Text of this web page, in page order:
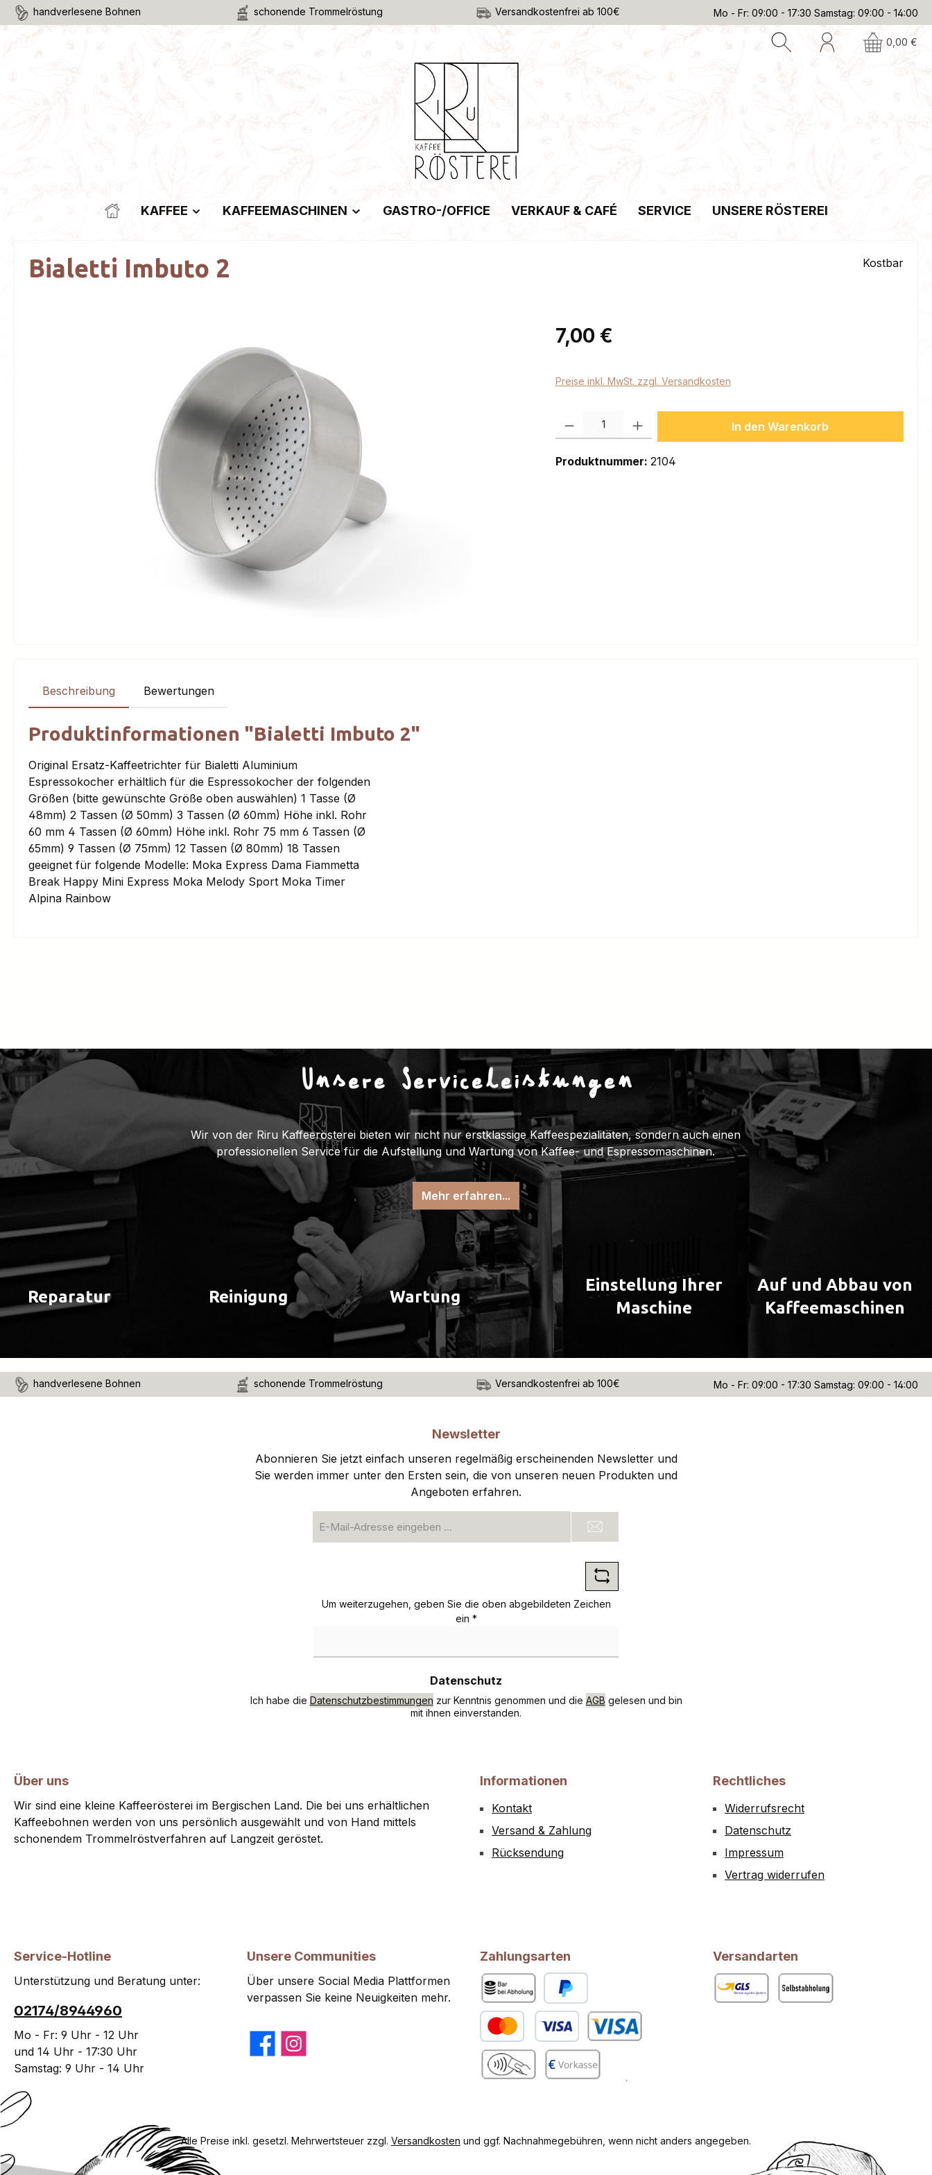
Hauptinhalt springen
Zur Suche springen
Zur Hauptnavigation springen
handverlesene Bohnen schonende Trommelröstung Versandkostenfrei ab 100€ Mo - Fr: 09:00 - 17:30 Samstag: 09:00 - 14:00
0,00 €
KAFFEE KAFFEEMASCHINEN GASTRO-/OFFICE VERKAUF & CAFÉ SERVICE UNSERE RÖSTEREI
Bialetti Imbuto 2 Kostbar
Regulärer Preis:
7,00 €
Preise inkl. MwSt. zzgl. Versandkosten
Produkt Anzahl: Gib den gewünschten Wert ein oder benutze die Schaltflächen
In den Warenkorb
Produktnummer: 2104
Beschreibung Bewertungen
Produktinformationen "Bialetti Imbuto 2"
Original Ersatz-Kaffeetrichter für Bialetti Aluminium
Espressokocher erhältlich für die Espressokocher der folgenden
Größen (bitte gewünschte Größe oben auswählen) 1 Tasse (Ø
48mm) 2 Tassen (Ø 50mm) 3 Tassen (Ø 60mm) Höhe inkl. Rohr
60 mm 4 Tassen (Ø 60mm) Höhe inkl. Rohr 75 mm 6 Tassen (Ø
65mm) 9 Tassen (Ø 75mm) 12 Tassen (Ø 80mm) 18 Tassen
geeignet für folgende Modelle: Moka Express Dama Fiammetta
Break Happy Mini Express Moka Melody Sport Moka Timer
Alpina Rainbow
Unsere Serviceleistungen
Wir von der Riru Kaffeerösterei bieten wir nicht nur erstklassige Kaffeespezialitäten, sondern auch einen
professionellen Service für die Aufstellung und Wartung von Kaffee- und Espressomaschinen.
Mehr erfahren...
Reparatur Reinigung Wartung
Einstellung Ihrer
Maschine
Auf und Abbau von
Kaffeemaschinen
handverlesene Bohnen schonende Trommelröstung Versandkostenfrei ab 100€ Mo - Fr: 09:00 - 17:30 Samstag: 09:00 - 14:00
Newsletter
Abonnieren Sie jetzt einfach unseren regelmäßig erscheinenden Newsletter und
Sie werden immer unter den Ersten sein, die von unseren neuen Produkten und
Angeboten erfahren.
Mail-
Um weiterzugehen, geben Sie die oben abgebildeten Zeichen
ein *
Datenschutz
Ich habe die Datenschutzbestimmungen zur Kenntnis genommen und die AGB gelesen und bin
mit ihnen einverstanden.
Über uns
Wir sind eine kleine Kaffeerösterei im Bergischen Land. Die bei uns erhältlichen
Kaffeebohnen werden von uns persönlich ausgewählt und von Hand mittels
schonendem Trommelröstverfahren auf Langzeit geröstet.
Informationen
Kontakt
Versand & Zahlung
Rücksendung
Rechtliches
Widerrufsrecht
Datenschutz
Impressum
Vertrag widerrufen
Service-Hotline
Unterstützung und Beratung unter:
02174/8944960
Mo - Fr: 9 Uhr - 12 Uhr
und 14 Uhr - 17:30 Uhr
Samstag: 9 Uhr - 14 Uhr
Unsere Communities
Über unsere Social Media Plattformen
verpassen Sie keine Neuigkeiten mehr.
FacebookInstagram
Zahlungsarten
Bar bei Abholung
PayPal
Kredit- oder DebitkarteBenutzerdefiniertes Bild 1
Versandarten
Alle Preise inkl. gesetzl. Mehrwertsteuer zzgl. Versandkosten und ggf. Nachnahmegebühren, wenn nicht anders angegeben.